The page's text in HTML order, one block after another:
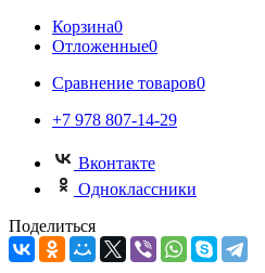
Корзина0
Отложенные0
Сравнение товаров0
+7 978 807-14-29
Вконтакте
Одноклассники
Поделиться